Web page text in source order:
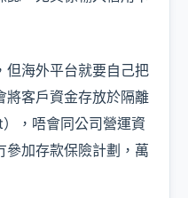
但海外平台就要自己把
將客戶資金存放於隔離
，唔會同公司營運資
參加存款保險計劃，萬